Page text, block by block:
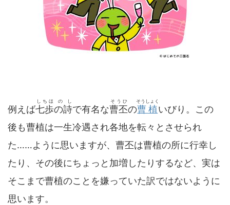
例えば七歩の詩
しちほ の し
で有名な曹丕
そうひ
の曹植
そうしょく
いびり。この
後も曹植は一生冷遇され各地を転々とさせられ
た……ように思いますが、曹丕は曹植の所に行幸し
たり、その後にちょっと加増したりするなど、実は
そこまで曹植のことを嫌っていた訳ではないように
思います。